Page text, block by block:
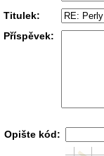
Titulek:
Příspěvek:
Opište kód: